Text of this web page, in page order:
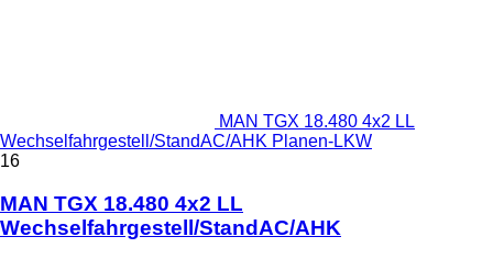
MAN TGX 18.480 4x2 LL
Wechselfahrgestell/StandAC/AHK Planen-LKW
16
MAN TGX 18.480 4x2 LL
Wechselfahrgestell/StandAC/AHK